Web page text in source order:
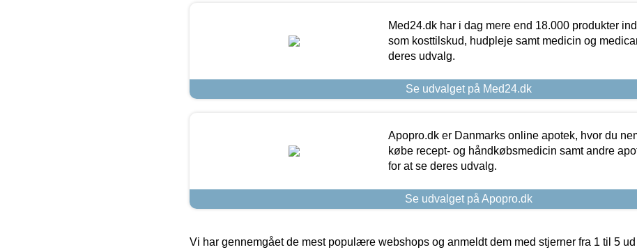
Med24.dk har i dag mere end 18.000 produkter
som kosttilskud, hudpleje samt medicin og
deres udvalg.
Se udvalget på Med24.dk
Apopro.dk er Danmarks online apotek, hvor du
købe recept- og håndkøbsmedicin samt andre
for at se deres udvalg.
Se udvalget på Apopro.dk
Vi har gennemgået de mest populære webshops og anmeldt dem med stjerner fra 1 til 5